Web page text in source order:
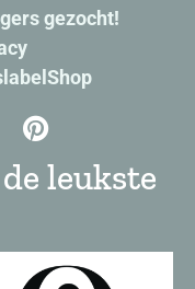
gezocht!
leukste